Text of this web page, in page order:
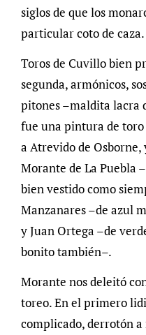
siglos de que los
particular coto de caza.
Toros de Cuvillo bien
segunda, armónicos,
pitones –maldita lacra
fue una pintura de
a Atrevido de
Morante de La Puebla
bien vestido como
Manzanares –de azul
y Juan Ortega –de
bonito también–.
Morante nos deleitó
toreo. En el primero
complicado, derrotón